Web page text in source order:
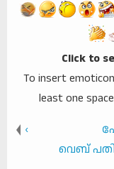
Click to
To insert
least one
‹
വെബ്